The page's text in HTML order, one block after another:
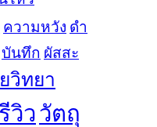
ความหวัง ดำ
บันทึก ผัสสะ
วิทยา
วิววัตถุ